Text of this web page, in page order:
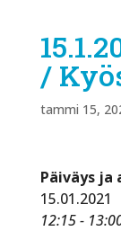
/
tammi 15,
Päiväys ja
15.01.2021
12:15 -